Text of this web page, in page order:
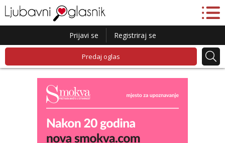
Prijavi se Registriraj se
Predaj oglas